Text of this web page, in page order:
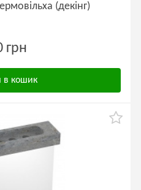
(декінг)
грн
в кошик